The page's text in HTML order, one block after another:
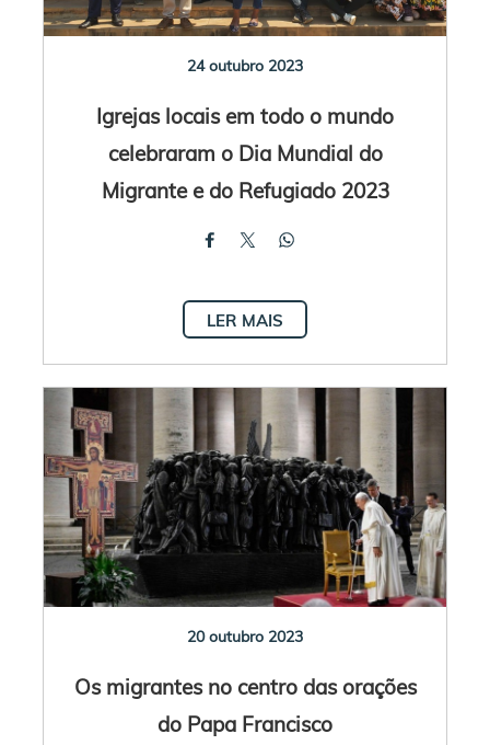
24 outubro 2023
Igrejas locais em todo o mundo
celebraram o Dia Mundial do
Migrante e do Refugiado 2023
LER MAIS
20 outubro 2023
Os migrantes no centro das orações
do Papa Francisco